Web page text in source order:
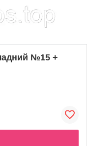
№15 +